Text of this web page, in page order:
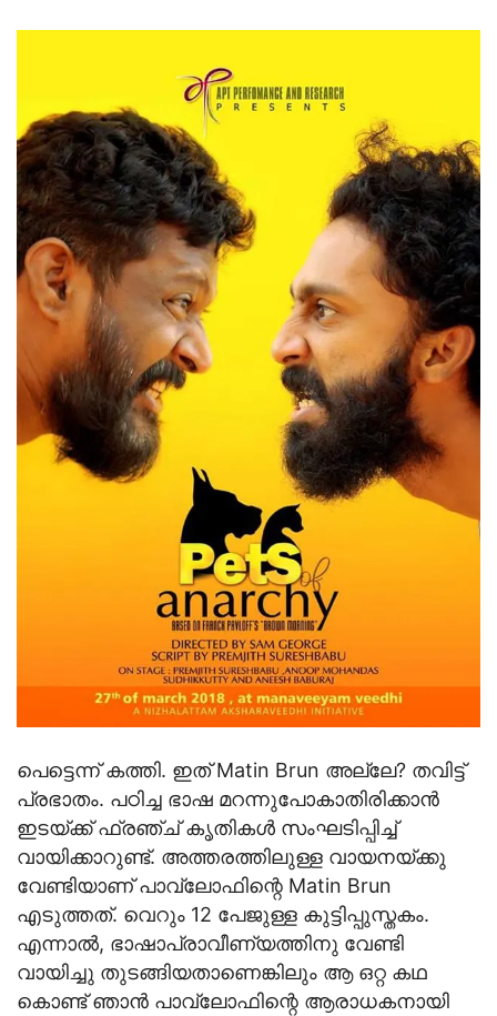
പെട്ടെന്ന് കത്തി. ഇത് Matin Brun അല്ലേ? തവിട്ട്
പ്രഭാതം. പഠിച്ച ഭാഷ മറന്നുപോകാതിരിക്കാന്‍
ഇടയ്ക്ക് ഫ്രഞ്ച് കൃതികള്‍ സംഘടിപ്പിച്ച്
വായിക്കാറുണ്ട്. അത്തരത്തിലുള്ള വായനയ്ക്കു
വേണ്ടിയാണ് പാവ്‌ലോഫിന്റെ Matin Brun
എടുത്തത്. വെറും 12 പേജുള്ള കുട്ടിപ്പുസ്തകം.
എന്നാല്‍, ഭാഷാപ്രാവീണ്യത്തിനു വേണ്ടി
വായിച്ചു തുടങ്ങിയതാണെങ്കിലും ആ ഒറ്റ കഥ
കൊണ്ട് ഞാന്‍ പാവ്‌ലോഫിന്റെ ആരാധകനായി